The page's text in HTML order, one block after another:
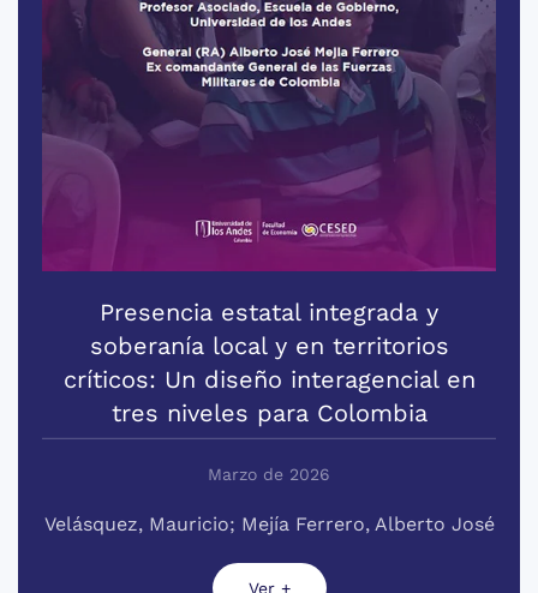
Presencia estatal integrada y
soberanía local y en territorios
críticos: Un diseño interagencial en
tres niveles para Colombia
Marzo de 2026
Velásquez, Mauricio; Mejía Ferrero, Alberto José
Ver +